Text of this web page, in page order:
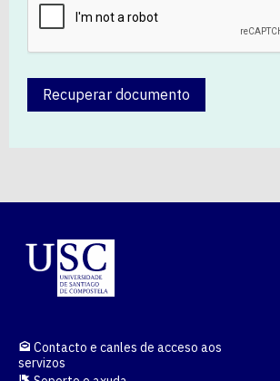
Recuperar documento
Contacto e canles de acceso aos
servizos